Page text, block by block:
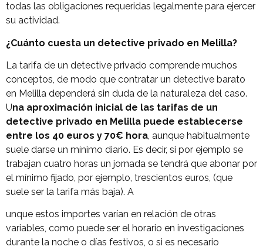
todas las obligaciones requeridas legalmente para ejercer
su actividad.
¿Cuánto cuesta un detective privado en Melilla?
La tarifa de un detective privado comprende muchos
conceptos, de modo que contratar un detective barato
en Melilla dependerá sin duda de la naturaleza del caso.
Una aproximación inicial de las tarifas de un
detective privado en Melilla puede establecerse
entre los 40 euros y 70€ hora, aunque habitualmente
suele darse un mínimo diario. Es decir, si por ejemplo se
trabajan cuatro horas un jornada se tendrá que abonar por
el mínimo fijado, por ejemplo, trescientos euros, (que
suele ser la tarifa más baja). A
unque estos importes varían en relación de otras
variables, como puede ser el horario en investigaciones
durante la noche o días festivos, o si es necesario